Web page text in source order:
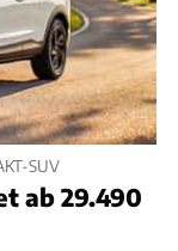
SUV
ab 29.490